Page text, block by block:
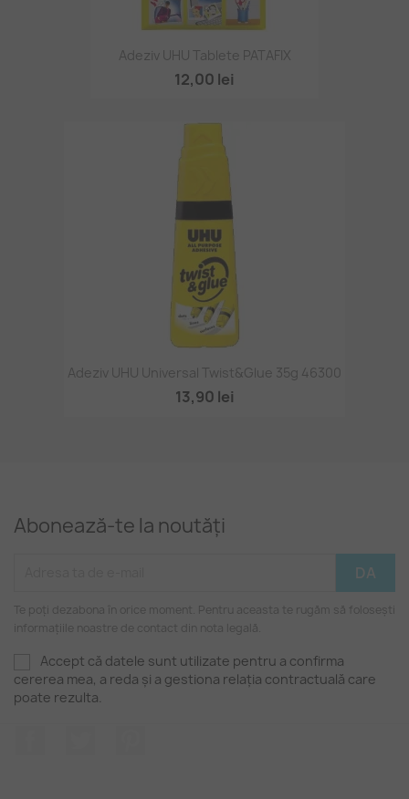
Adeziv UHU Tablete PATAFIX
12,00 lei
Adeziv UHU Universal Twist&Glue 35g 46300
13,90 lei
Abonează-te la noutăți
Te poți dezabona în orice moment. Pentru aceasta te rugăm să folosești
informațiile noastre de contact din nota legală.
Accept că datele sunt utilizate pentru a confirma
cererea mea, a reda și a gestiona relația contractuală care
poate rezulta.